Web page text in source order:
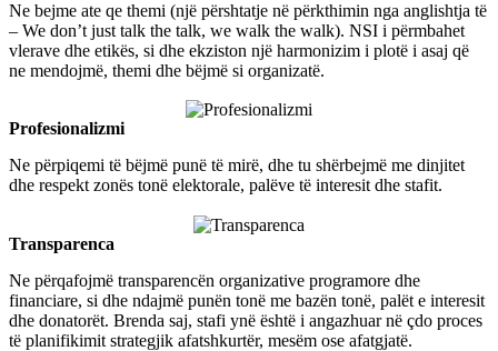
Ne bejme ate qe themi (një përshtatje në përkthimin nga anglishtja të
– We don’t just talk the talk, we walk the walk). NSI i përmbahet
vlerave dhe etikës, si dhe ekziston një harmonizim i plotë i asaj që
ne mendojmë, themi dhe bëjmë si organizatë.
Profesionalizmi
Ne përpiqemi të bëjmë punë të mirë, dhe tu shërbejmë me dinjitet
dhe respekt zonës tonë elektorale, palëve të interesit dhe stafit.
Transparenca
Ne përqafojmë transparencën organizative programore dhe
financiare, si dhe ndajmë punën tonë me bazën tonë, palët e interesit
dhe donatorët. Brenda saj, stafi ynë është i angazhuar në çdo proces
të planifikimit strategjik afatshkurtër, mesëm ose afatgjatë.